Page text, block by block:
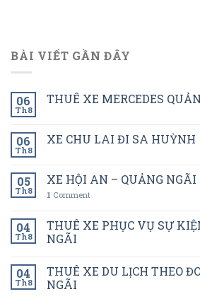
BÀI VIẾT GẦN ĐÂY
06
Th8
THUÊ XE MERCEDES
06
Th8
XE CHU LAI ĐI SA HUỲNH
05
Th8
XE HỘI AN – QUẢNG NGÃI
1 Comment
04
Th8
THUÊ XE PHỤC VỤ SỰ
NGÃI
04
Th8
THUÊ XE DU LỊCH THEO
NGÃI